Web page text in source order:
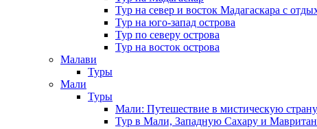
Тур на север и восток Мадагаскара с
Тур на юго-запад острова
Тур по северу острова
Тур на восток острова
Малави
Туры
Мали
Туры
Мали: Путешествие в мистическую
Тур в Мали, Западную Сахару и